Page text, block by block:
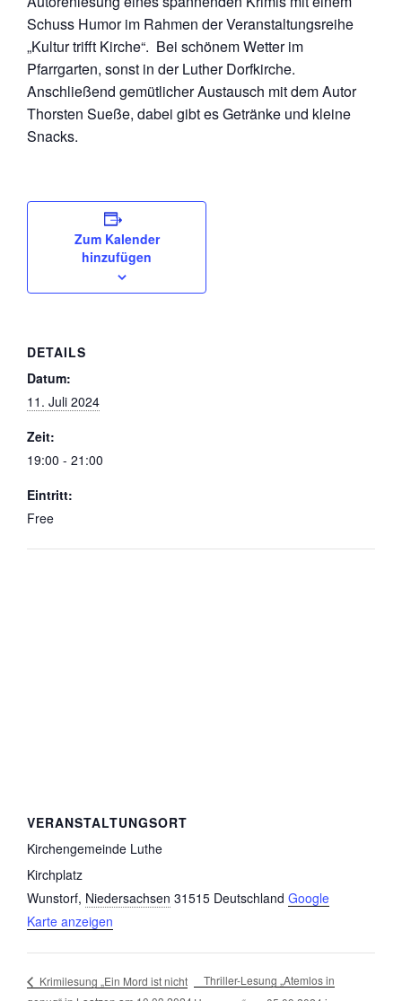
Schuss Humor im Rahmen der Veranstaltungsreihe
„Kultur trifft Kirche“. Bei schönem Wetter im
Pfarrgarten, sonst in der Luther Dorfkirche.
Anschließend gemütlicher Austausch mit dem Autor
Thorsten Sueße, dabei gibt es Getränke und kleine
Snacks.
Zum Kalender
hinzufügen
DETAILS
Datum:
11. Juli 2024
Zeit:
19:00 - 21:00
Eintritt:
Free
VERANSTALTUNGSORT
Kirchengemeinde Luthe
Kirchplatz
Wunstorf, Niedersachsen 31515 Deutschland Google
Karte anzeigen
Krimilesung „Ein Mord ist nicht
Thriller-Lesung „Atemlos in